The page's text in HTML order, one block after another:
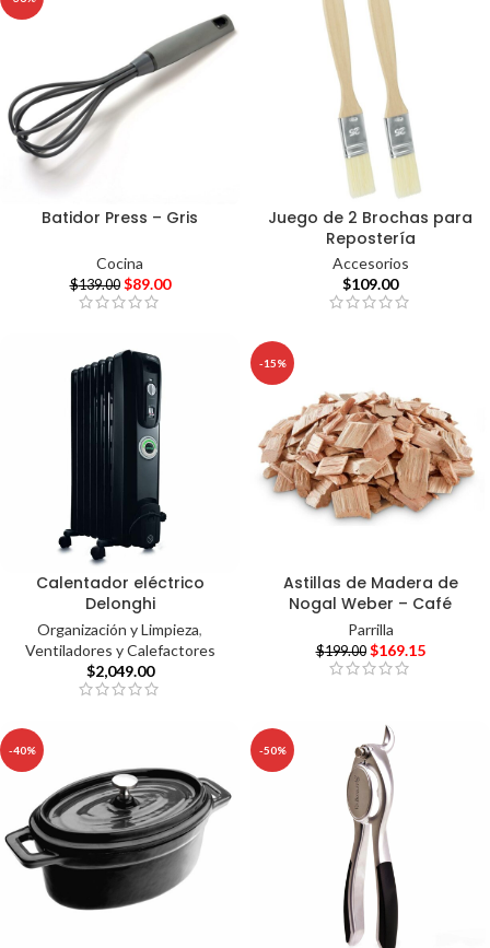
Batidor Press – Gris
Cocina
$139.00 $89.00
Juego de 2 Brochas para
Repostería
Accesorios
$109.00
Calentador eléctrico
Delonghi
Organización y Limpieza,
Ventiladores y Calefactores
$2,049.00
-15%
Astillas de Madera de
Nogal Weber – Café
Parrilla
$199.00 $169.15
-40% -50%